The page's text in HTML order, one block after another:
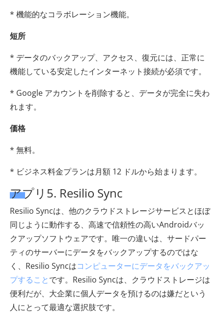
* 機能的なコラボレーション機能。
短所
* データのバックアップ、アクセス、復元には、正常に
機能している安定したインターネット接続が必須です。
* Google アカウントを削除すると、データが完全に失わ
れます。
価格
* 無料。
* ビジネス料金プランは月額 12 ドルから始まります。
アプリ5. Resilio Sync
Resilio Syncは、他のクラウドストレージサービスとほぼ
同じように動作する、高速で信頼性の高いAndroidバッ
クアップソフトウェアです。唯一の違いは、サードパー
ティのサーバーにデータをバックアップするのではな
く、Resilio Syncはコンピューターにデータをバックアッ
プすることです。Resilio Syncは、クラウドストレージは
便利だが、大企業に個人データを預けるのは嫌だという
人にとって最適な選択肢です。